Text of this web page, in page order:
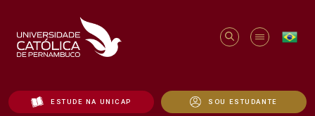
ESTUDE NA UNICAP SOU ESTUDANTE